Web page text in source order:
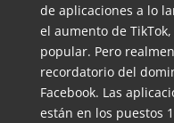
de aplicaciones a lo
el aumento de
popular. Pero
recordatorio del
Facebook. Las
están en los puestos